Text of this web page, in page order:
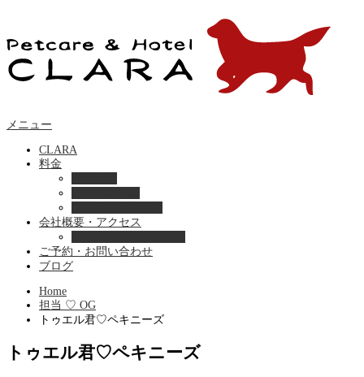
メニュー
CLARA
料金
会社概要・アクセス
ご予約・お問い合わせ
ブログ
Home
担当 ♡ OG
トゥエル君♡ペキニーズ
トゥエル君♡ペキニーズ